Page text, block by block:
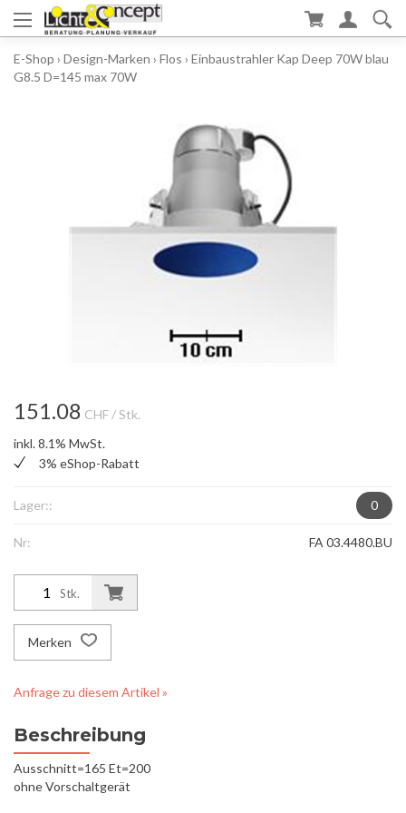
E-Shop › Design-Marken › Flos › Einbaustrahler Kap Deep 70W blau
G8.5 D=145 max 70W
151.08 CHF / Stk.
inkl. 8.1% MwSt.
3% eShop-Rabatt
Lager:: 0
Nr: FA 03.4480.BU
Stk.
Merken
Anfrage zu diesem Artikel »
Beschreibung
Ausschnitt=165 Et=200
ohne Vorschaltgerät